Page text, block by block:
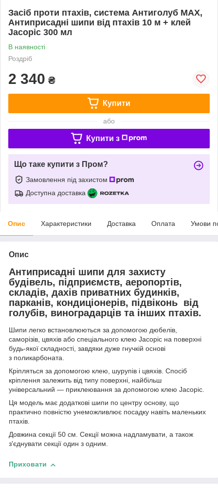
Засіб проти птахів, система Антиголуб MAX,
Антиприсадні шипи від птахів 10 м + клей
Jacopic 300 мл
В наявності
Роздріб
2 340 ₴
Купити
або
Купити з
Що таке купити з Пром?
Замовлення під захистом
Доступна доставка
Опис Характеристики Доставка Оплата Умови
Опис
Антиприсадні шипи для захисту
будівель, підприємств, аеропортів,
складів, дахів приватних будинків,
парканів, кондиціонерів, підвіконь від
голубів, виноградарців та інших птахів.
Шипи легко встановлюються за допомогою дюбелів,
саморізів, цвяхів або спеціального клею Jacopic на поверхні
будь-якої складності, завдяки дуже гнучкій основі
з поликарбоната.
Кріпляться за допомогою клею, шурупів і цвяхів. Спосіб
кріплення залежить від типу поверхні, найбільш
універсальний — приклеювання за допомогою клею Jacopic.
Ця модель має додаткові шипи по центру основу, що
практично повністю унеможливлює посадку навіть маленьких
птахів.
Довжина секції 50 см. Секції можна надламувати, а також
з'єднувати секції один з одним.
Приховати